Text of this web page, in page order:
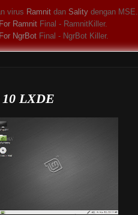
virus Ramnit dan Sality dengan MSE.
Ramnit Final - RamnitKiller.
NgrBot Final - NgrBot Killer.
LXDE